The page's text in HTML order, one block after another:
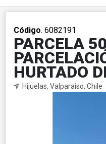
Código. 6082191
PARCELA
HURTADO
Hijuelas, Valparaiso, Chile